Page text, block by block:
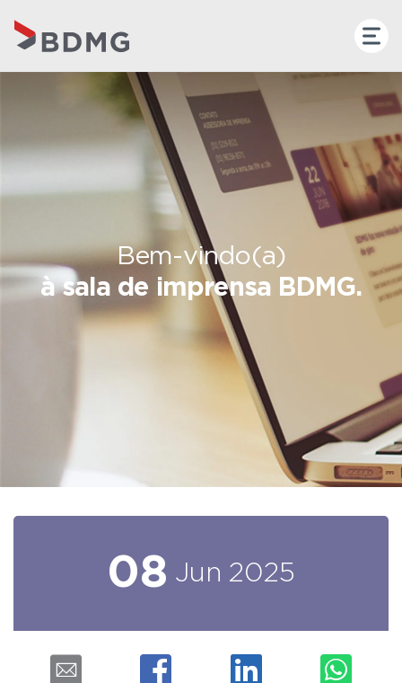
Bem-vindo(a)
à sala de imprensa BDMG.
08 Jun 2025